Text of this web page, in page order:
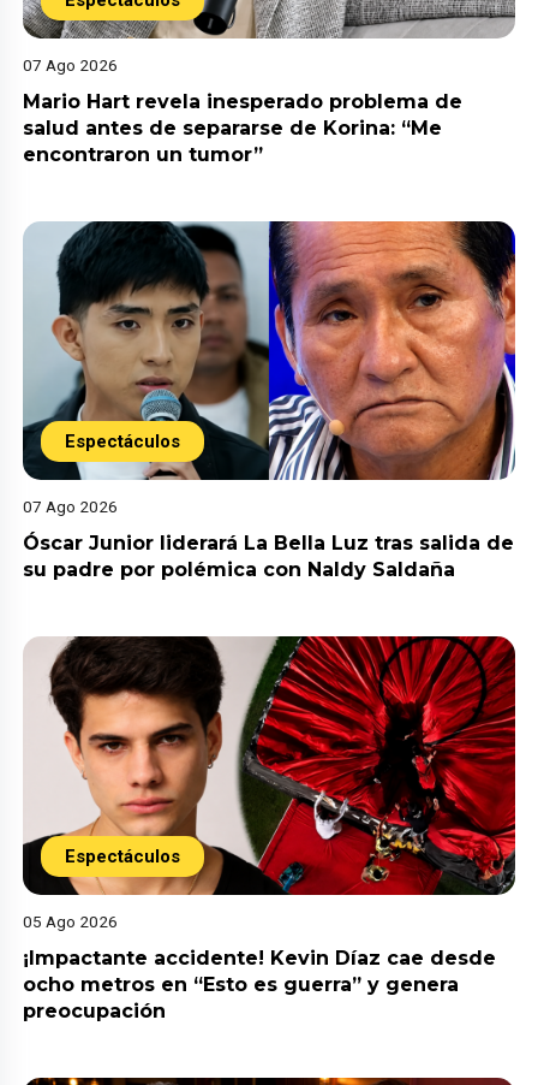
07 Ago 2026
Mario Hart revela inesperado problema de
salud antes de separarse de Korina: “Me
encontraron un tumor”
Espectáculos
07 Ago 2026
Óscar Junior liderará La Bella Luz tras salida de
su padre por polémica con Naldy Saldaña
Espectáculos
05 Ago 2026
¡Impactante accidente! Kevin Díaz cae desde
ocho metros en “Esto es guerra” y genera
preocupación